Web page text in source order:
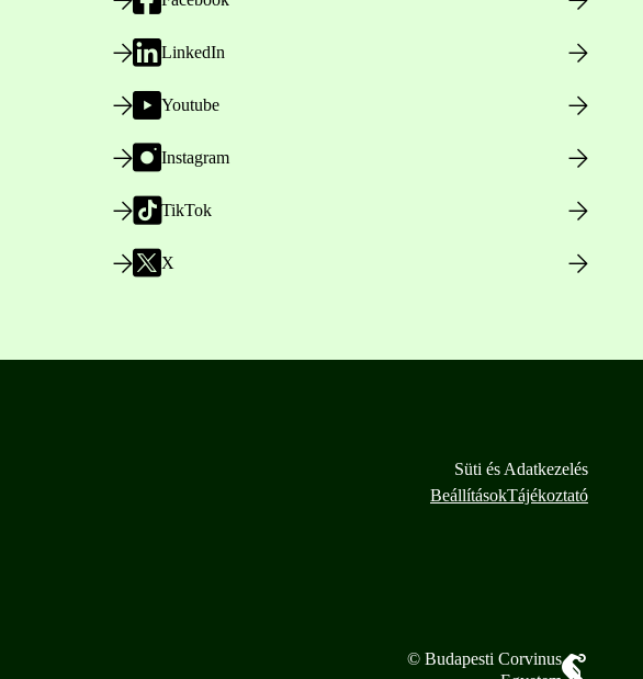
LinkedIn
Youtube
Instagram
TikTok
X
Süti és Adatkezelés
BeállításokTájékoztató
© Budapesti Corvinus